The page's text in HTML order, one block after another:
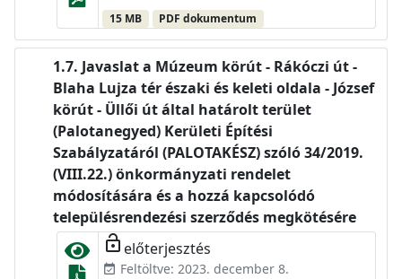
15 MB PDF dokumentum
Javaslat a Múzeum körút - Rákóczi út -
Blaha Lujza tér északi és keleti oldala - József
körút - Üllői út által határolt terület
(Palotanegyed) Kerületi Építési
Szabályzatáról (PALOTAKÉSZ) szóló 34/2019.
(VIII.22.) önkormányzati rendelet
módosítására és a hozzá kapcsolódó
településrendezési szerződés megkötésére
lock_open előterjesztés
event_available Feltöltve: 2023. december 8.